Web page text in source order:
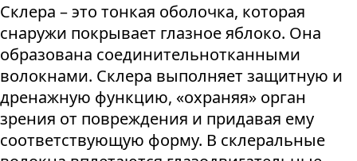
Склера – это тонкая оболочка, которая
снаружи покрывает глазное яблоко. Она
образована соединительнотканными
волокнами. Склера выполняет защитную и
дренажную функцию, «охраняя» орган
зрения от повреждения и придавая ему
соответствующую форму. В склеральные